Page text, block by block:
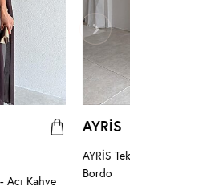
Acı Kahve
AYRİS
AYRİS Tek Omuz Maxi
Bordo